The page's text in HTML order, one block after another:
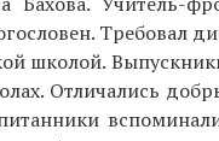
Требовал
школой.
Отличались